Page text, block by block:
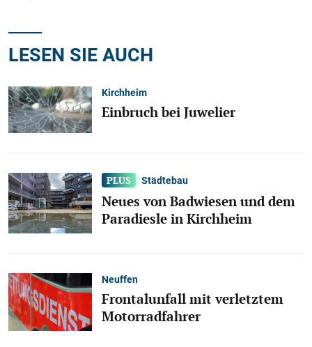
LESEN SIE AUCH
Kirchheim
Einbruch bei Juwelier
Städtebau
Neues von Badwiesen und dem
Paradiesle in Kirchheim
Neuffen
Frontalunfall mit verletztem
Motorradfahrer